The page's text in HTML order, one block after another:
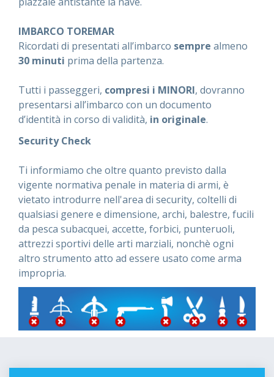
IMBARCO TOREMAR
Ricordati di presentati all’imbarco sempre almeno
30 minuti prima della partenza.
Tutti i passeggeri, compresi i MINORI, dovranno
presentarsi all’imbarco con un documento
d’identità in corso di validità, in originale.
Security Check
Ti informiamo che oltre quanto previsto dalla
vigente normativa penale in materia di armi, è
vietato introdurre nell'area di security, coltelli di
qualsiasi genere e dimensione, archi, balestre, fucili
da pesca subacquei, accette, forbici, punteruoli,
attrezzi sportivi delle arti marziali, nonchè ogni
altro strumento atto ad essere usato come arma
impropria.